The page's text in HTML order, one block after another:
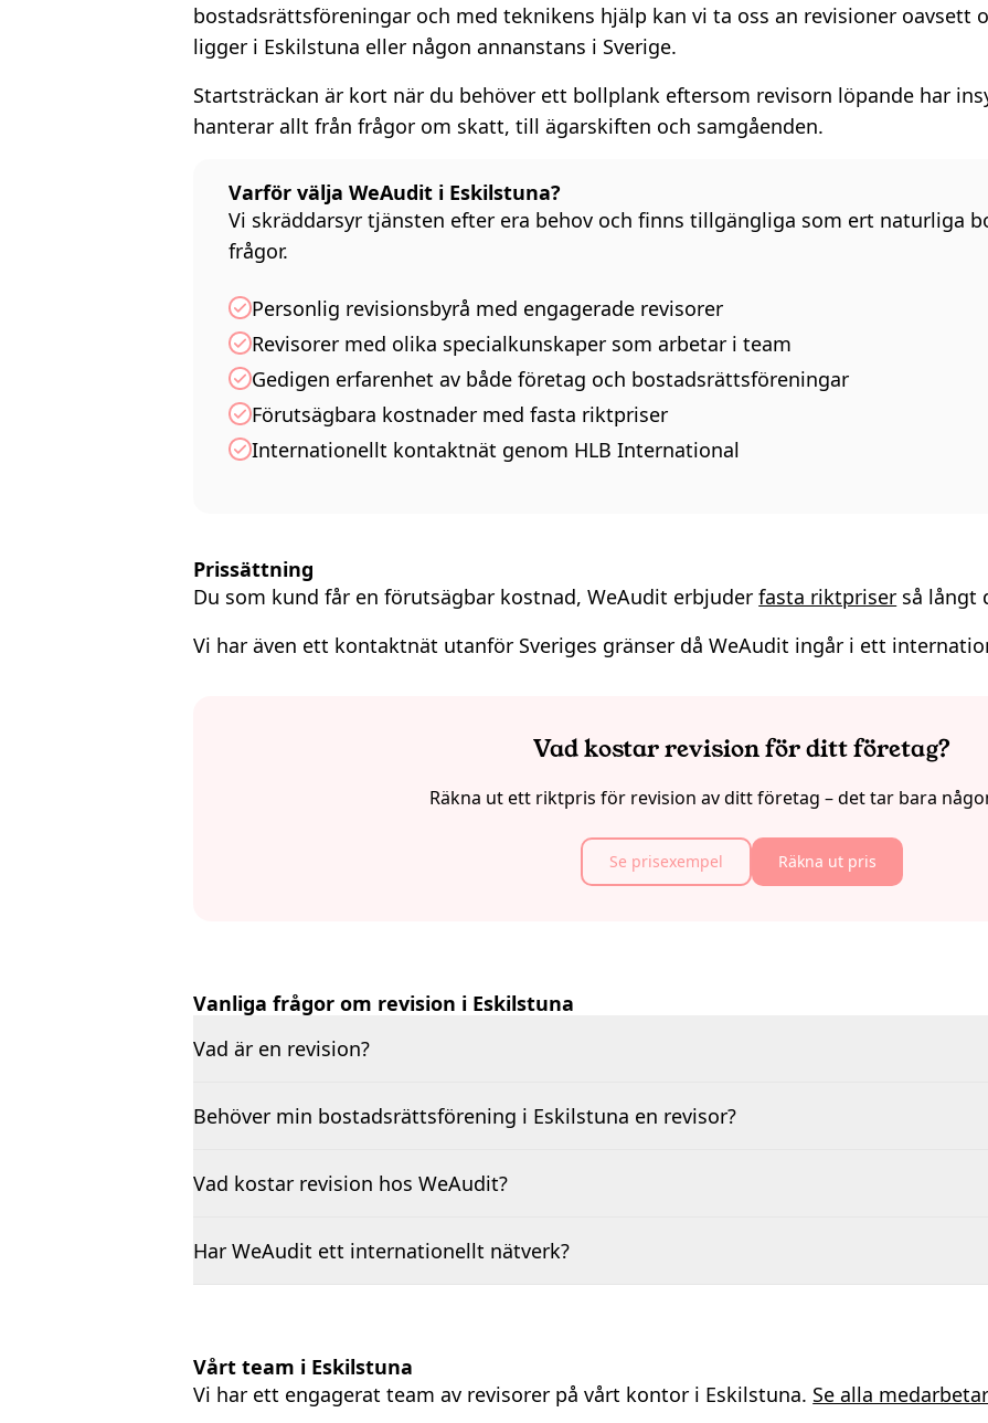
bostadsrättsföreningar och med teknikens hjälp kan vi ta oss an revisioner oavsett
ligger i Eskilstuna eller någon annanstans i Sverige.
Startsträckan är kort när du behöver ett bollplank eftersom revisorn löpande har
hanterar allt från frågor om skatt, till ägarskiften och samgåenden.
Varför välja WeAudit i Eskilstuna?
Vi skräddarsyr tjänsten efter era behov och finns tillgängliga som ert naturliga
frågor.
Personlig revisionsbyrå med engagerade revisorer
Revisorer med olika specialkunskaper som arbetar i team
Gedigen erfarenhet av både företag och bostadsrättsföreningar
Förutsägbara kostnader med fasta riktpriser
Internationellt kontaktnät genom HLB International
Prissättning
Du som kund får en förutsägbar kostnad, WeAudit erbjuderfasta riktpriser så långt
Vi har även ett kontaktnät utanför Sveriges gränser då WeAudit ingår i ett
Vad kostar revision för ditt företag?
Räkna ut ett riktpris för revision av ditt företag – det tar bara
Se prisexempel Räkna ut pris
Vanliga frågor om revision i Eskilstuna
Vad är en revision?
Behöver min bostadsrättsförening i Eskilstuna en revisor?
Vad kostar revision hos WeAudit?
Har WeAudit ett internationellt nätverk?
Vårt team i Eskilstuna
Vi har ett engagerat team av revisorer på vårt kontor i Eskilstuna. Se alla